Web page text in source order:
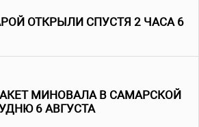
ОТКРЫЛИ СПУСТЯ 2 ЧАСА 6
МИНОВАЛА В САМАРСКОЙ
6 АВГУСТА